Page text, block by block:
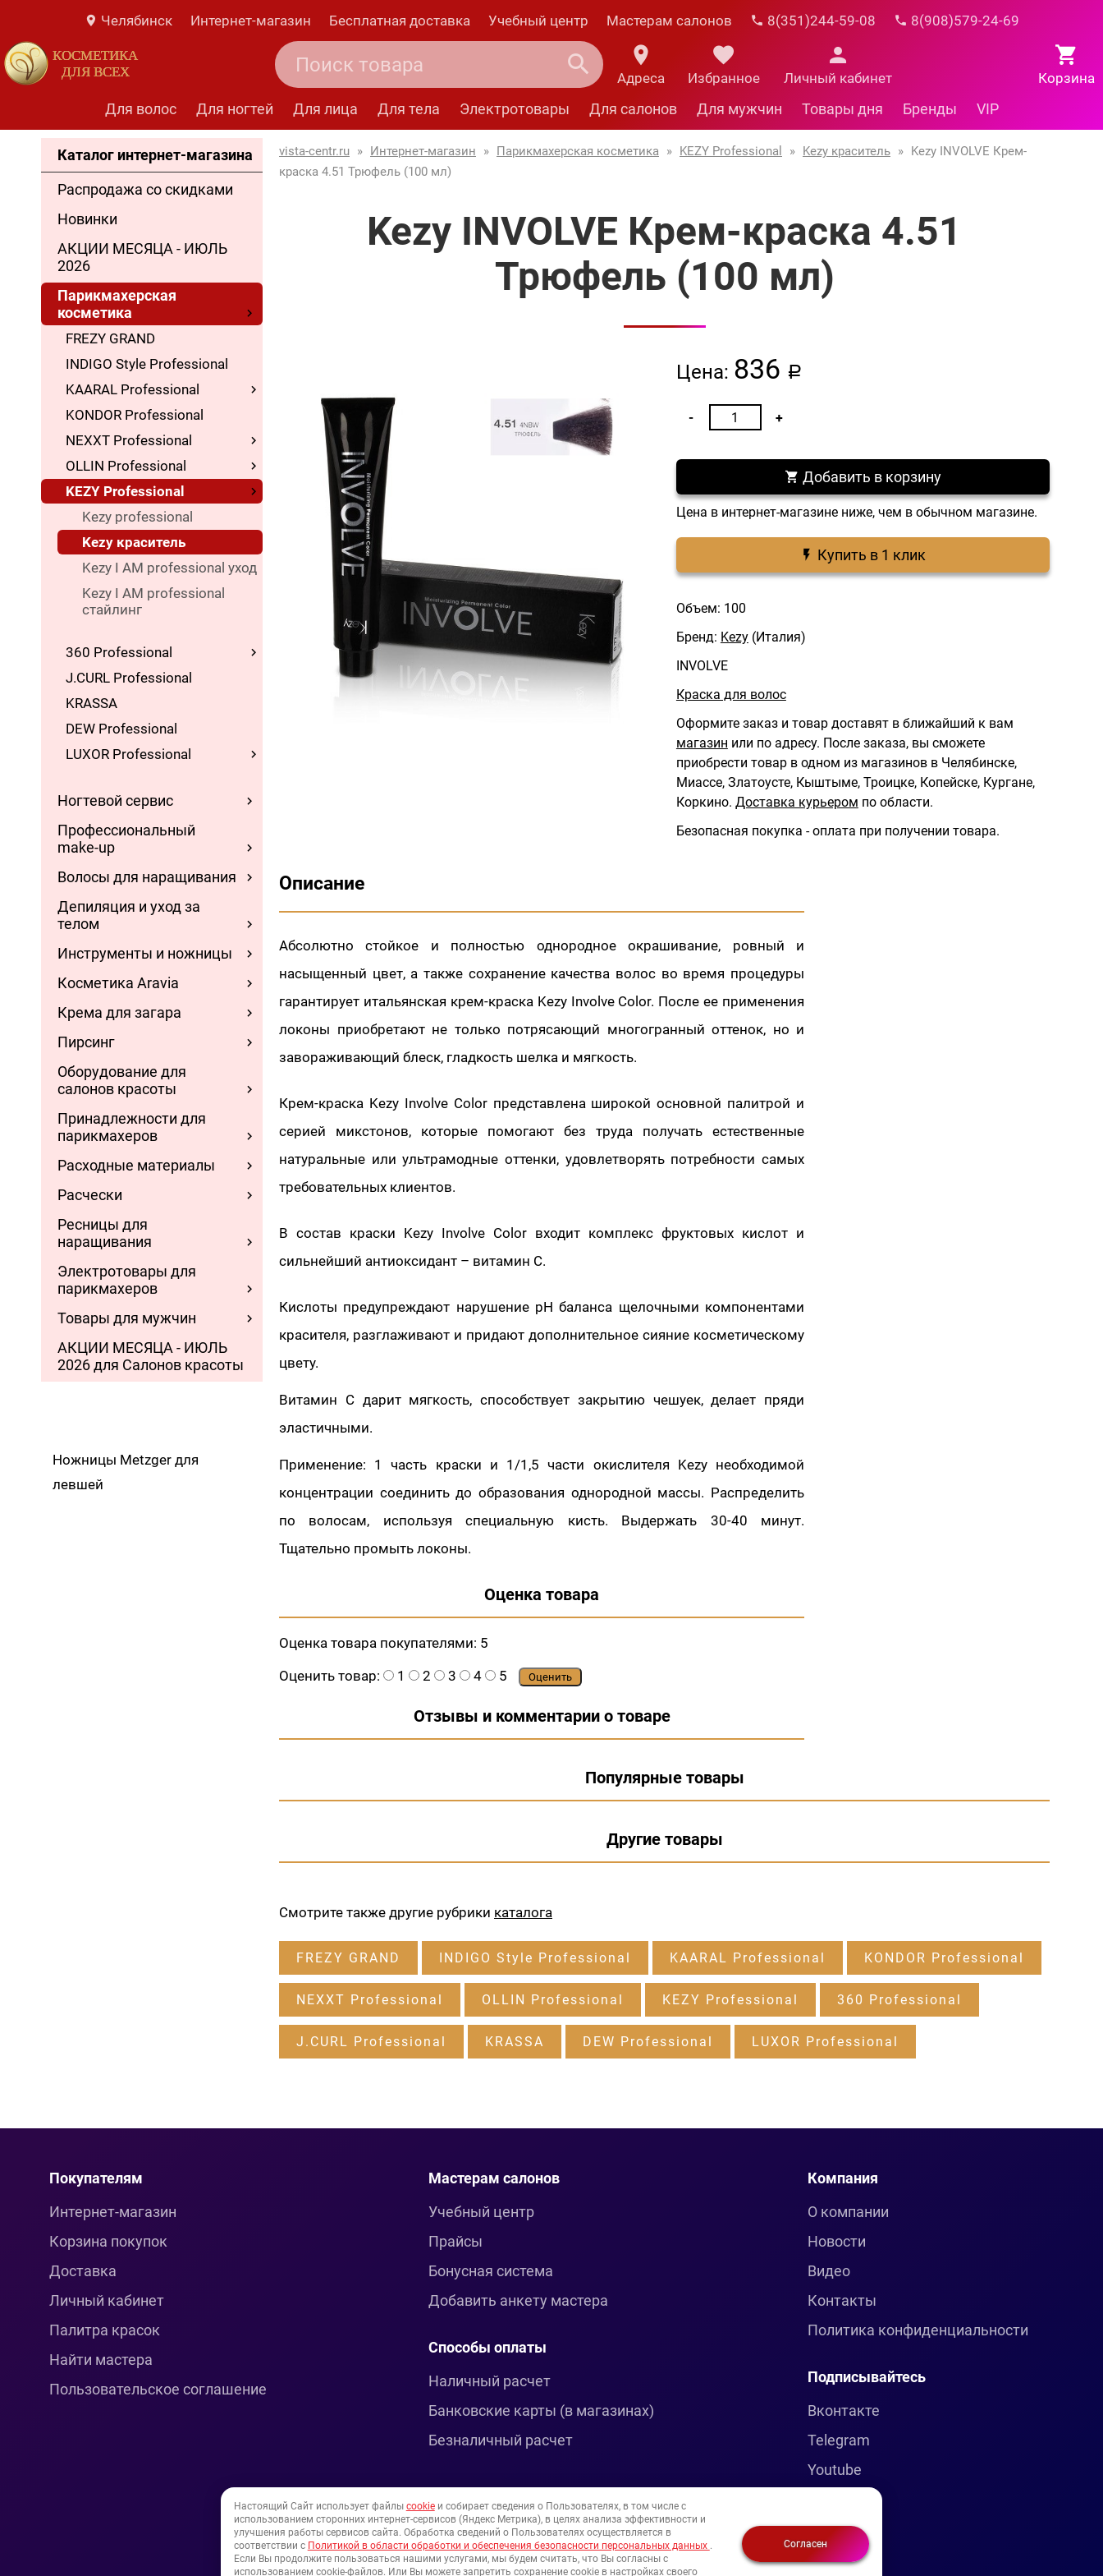
Челябинск Интернет-магазин Бесплатная доставка Учебный центр Мастерам салонов 8(351)244-59-08 8(908)579-24-69
КОСМЕТИКА
ДЛЯ ВСЕХ
Корзина
Адреса Избранное Личный кабинет
Для волос Для ногтей Для лица Для тела Электротовары Для салонов Для мужчин Товары дня Бренды VIP
Каталог интернет-магазина
Распродажа со скидками
Новинки
АКЦИИ МЕСЯЦА - ИЮЛЬ
2026
Парикмахерская
косметика
FREZY GRAND
INDIGO Style Professional
KAARAL Professional
KONDOR Professional
NEXXT Professional
OLLIN Professional
KEZY Professional
Kezy professional
Kezy краситель
Kezy I AM professional уход
Kezy I AM professional
стайлинг
360 Professional
J.CURL Professional
KRASSA
DEW Professional
LUXOR Professional
Ногтевой сервис
Профессиональный
make-up
Волосы для наращивания
Депиляция и уход за
телом
Инструменты и ножницы
Косметика Aravia
Крема для загара
Пирсинг
Оборудование для
салонов красоты
Принадлежности для
парикмахеров
Расходные материалы
Расчески
Ресницы для
наращивания
Электротовары для
парикмахеров
Товары для мужчин
АКЦИИ МЕСЯЦА - ИЮЛЬ
2026 для Салонов красоты
Ножницы Metzger для
левшей
vista-centr.ru » Интернет-магазин » Парикмахерская косметика » KEZY Professional » Kezy краситель » Kezy INVOLVE Крем-
краска 4.51 Трюфель (100 мл)
Kezy INVOLVE Крем-краска 4.51
Трюфель (100 мл)
Цена: 836 a
Добавить в корзину
Цена в интернет-магазине ниже, чем в обычном магазине.
Купить в 1 клик
Объем: 100
Бренд: Kezy (Италия)
INVOLVE
Краска для волос
Оформите заказ и товар доставят в ближайший к вам
магазин или по адресу. После заказа, вы сможете
приобрести товар в одном из магазинов в Челябинске,
Миассе, Златоусте, Кыштыме, Троицке, Копейске, Кургане,
Коркино. Доставка курьером по области.
Безопасная покупка - оплата при получении товара.
Описание
Абсолютно стойкое и полностью однородное окрашивание, ровный и
насыщенный цвет, а также сохранение качества волос во время процедуры
гарантирует итальянская крем-краска Kezy Involve Color. После ее применения
локоны приобретают не только потрясающий многогранный оттенок, но и
завораживающий блеск, гладкость шелка и мягкость.
Крем-краска Kezy Involve Color представлена широкой основной палитрой и
серией микстонов, которые помогают без труда получать естественные
натуральные или ультрамодные оттенки, удовлетворять потребности самых
требовательных клиентов.
В состав краски Kezy Involve Color входит комплекс фруктовых кислот и
сильнейший антиоксидант – витамин С.
Кислоты предупреждают нарушение рН баланса щелочными компонентами
красителя, разглаживают и придают дополнительное сияние косметическому
цвету.
Витамин С дарит мягкость, способствует закрытию чешуек, делает пряди
эластичными.
Применение: 1 часть краски и 1/1,5 части окислителя Kezy необходимой
концентрации соединить до образования однородной массы. Распределить
по волосам, используя специальную кисть. Выдержать 30-40 минут.
Тщательно промыть локоны.
Оценка товара
Оценка товара покупателями: 5
Оценить товар:
1 2 3 4 5 Оценить
Отзывы и комментарии о товаре
Популярные товары
Другие товары
Смотрите также другие рубрики каталога
FREZY GRAND INDIGO Style Professional KAARAL Professional KONDOR Professional
NEXXT Professional OLLIN Professional KEZY Professional 360 Professional
J.CURL Professional KRASSA DEW Professional LUXOR Professional
Покупателям
Интернет-магазин
Корзина покупок
Доставка
Личный кабинет
Палитра красок
Найти мастера
Пользовательское соглашение
Мастерам салонов
Учебный центр
Прайсы
Бонусная система
Добавить анкету мастера
Способы оплаты
Наличный расчет
Банковские карты (в магазинах)
Безналичный расчет
Компания
О компании
Новости
Видео
Контакты
Политика конфиденциальности
Подписывайтесь
Вконтакте
Telegram
Youtube
Настоящий Сайт использует файлы cookieи собирает сведения о Пользователях, в том числе с
использованием сторонних интернет-сервисов (Яндекс Метрика), в целях анализа эффективности и
улучшения работы сервисов сайта. Обработка сведений о Пользователях осуществляется в
соответствии с Политикой в области обработки и обеспечения безопасности персональных данных .
Если Вы продолжите пользоваться нашими услугами, мы будем считать, что Вы согласны с
использованием cookie-файлов. Или Вы можете запретить сохранение cookie в настройках своего
Согласен